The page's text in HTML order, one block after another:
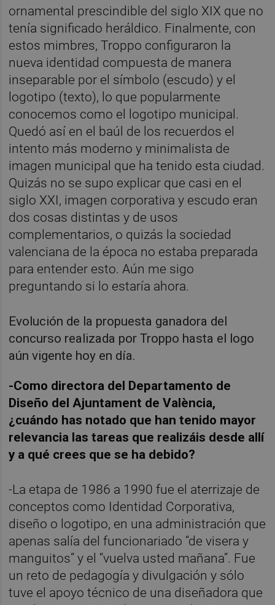
ornamental prescindible del siglo XIX que no
tenía significado heráldico. Finalmente, con
estos mimbres, Troppo configuraron la
nueva identidad compuesta de manera
inseparable por el símbolo (escudo) y el
logotipo (texto), lo que popularmente
conocemos como el logotipo municipal.
Quedó así en el baúl de los recuerdos el
intento más moderno y minimalista de
imagen municipal que ha tenido esta ciudad.
Quizás no se supo explicar que casi en el
siglo XXI, imagen corporativa y escudo eran
dos cosas distintas y de usos
complementarios, o quizás la sociedad
valenciana de la época no estaba preparada
para entender esto. Aún me sigo
preguntando si lo estaría ahora.
Evolución de la propuesta ganadora del
concurso realizada por Troppo hasta el logo
aún vigente hoy en día.
-Como directora del Departamento de
Diseño del Ajuntament de València,
¿cuándo has notado que han tenido mayor
relevancia las tareas que realizáis desde allí
y a qué crees que se ha debido?
-La etapa de 1986 a 1990 fue el aterrizaje de
conceptos como Identidad Corporativa,
diseño o logotipo, en una administración que
apenas salía del funcionariado “de visera y
manguitos” y el “vuelva usted mañana”. Fue
un reto de pedagogía y divulgación y sólo
tuve el apoyo técnico de una diseñadora que